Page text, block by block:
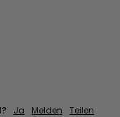
Ja Melden
Teilen